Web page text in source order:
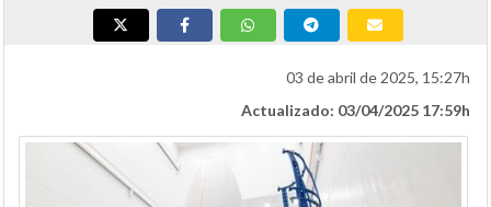
03 de abril de 2025, 15:27h
Actualizado: 03/04/2025 17:59h